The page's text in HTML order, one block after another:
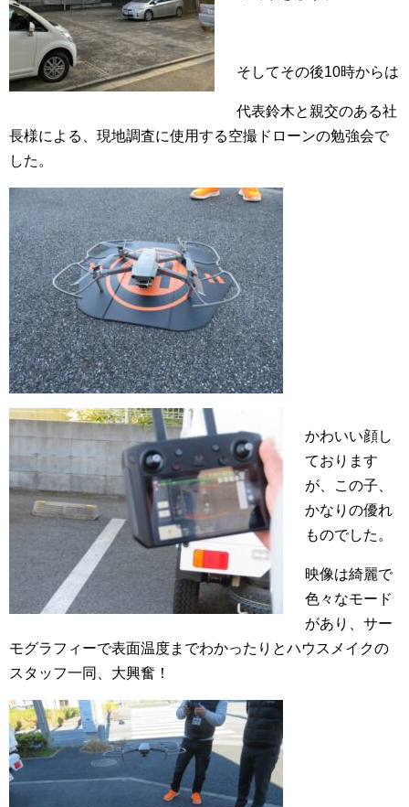
そしてその後10時からは
代表鈴木と親交のある社
長様による、現地調査に使用する空撮ドローンの勉強会で
した。
かわいい顔し
ております
が、この子、
かなりの優れ
ものでした。
映像は綺麗で
色々なモード
があり、サー
モグラフィーで表面温度までわかったりとハウスメイクの
スタッフ一同、大興奮！